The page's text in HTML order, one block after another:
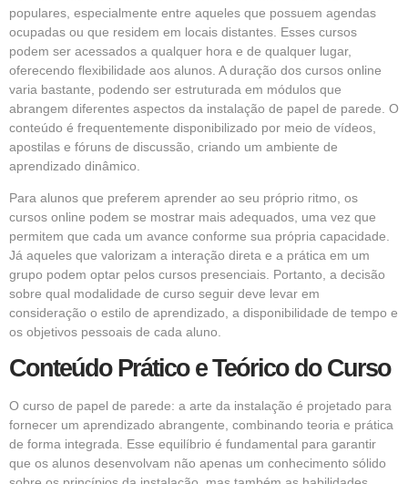
populares, especialmente entre aqueles que possuem agendas
ocupadas ou que residem em locais distantes. Esses cursos
podem ser acessados a qualquer hora e de qualquer lugar,
oferecendo flexibilidade aos alunos. A duração dos cursos online
varia bastante, podendo ser estruturada em módulos que
abrangem diferentes aspectos da instalação de papel de parede. O
conteúdo é frequentemente disponibilizado por meio de vídeos,
apostilas e fóruns de discussão, criando um ambiente de
aprendizado dinâmico.
Para alunos que preferem aprender ao seu próprio ritmo, os
cursos online podem se mostrar mais adequados, uma vez que
permitem que cada um avance conforme sua própria capacidade.
Já aqueles que valorizam a interação direta e a prática em um
grupo podem optar pelos cursos presenciais. Portanto, a decisão
sobre qual modalidade de curso seguir deve levar em
consideração o estilo de aprendizado, a disponibilidade de tempo e
os objetivos pessoais de cada aluno.
Conteúdo Prático e Teórico do Curso
O curso de papel de parede: a arte da instalação é projetado para
fornecer um aprendizado abrangente, combinando teoria e prática
de forma integrada. Esse equilíbrio é fundamental para garantir
que os alunos desenvolvam não apenas um conhecimento sólido